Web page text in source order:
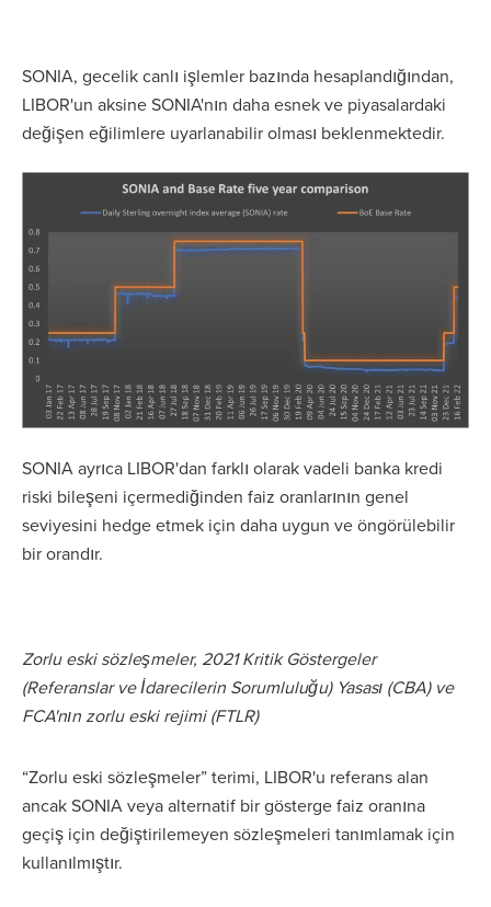
SONIA, gecelik canlı işlemler bazında hesaplandığından,
LIBOR'un aksine SONIA'nın daha esnek ve piyasalardaki
değişen eğilimlere uyarlanabilir olması beklenmektedir.
SONIA ayrıca LIBOR'dan farklı olarak vadeli banka kredi
riski bileşeni içermediğinden faiz oranlarının genel
seviyesini hedge etmek için daha uygun ve öngörülebilir
bir orandır.
Zorlu eski sözleşmeler, 2021 Kritik Göstergeler
(Referanslar ve İdarecilerin Sorumluluğu) Yasası (CBA) ve
FCA'nın zorlu eski rejimi (FTLR)
“Zorlu eski sözleşmeler” terimi, LIBOR'u referans alan
ancak SONIA veya alternatif bir gösterge faiz oranına
geçiş için değiştirilemeyen sözleşmeleri tanımlamak için
kullanılmıştır.